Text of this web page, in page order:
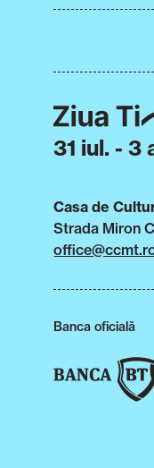
31 iul. - 3
Casa de
Strada Miron
Banca oficială